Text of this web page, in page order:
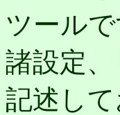
ツール
諸設定
記述し